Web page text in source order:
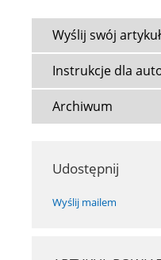
Wyślij swój artykuł
Instrukcje dla
Archiwum
Udostępnij
Wyślij mailem